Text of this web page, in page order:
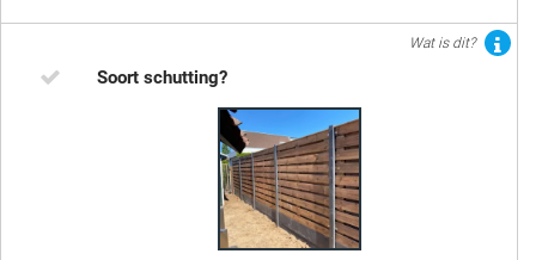
Wat is dit?
Soort schutting?